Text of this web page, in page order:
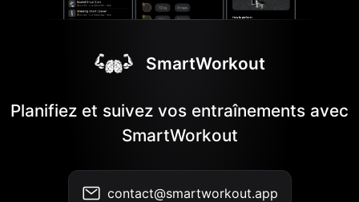
SmartWorkout
Planifiez et suivez vos entraînements avec
SmartWorkout
contact@smartworkout.app